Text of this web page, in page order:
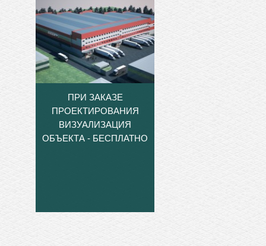
ПРИ ЗАКАЗЕ
ПРОЕКТИРОВАНИЯ
ВИЗУАЛИЗАЦИЯ
ОБЪЕКТА - БЕСПЛАТНО